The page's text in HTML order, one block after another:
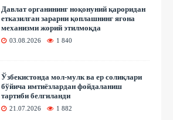
Давлат органининг ноқонуний қароридан
етказилган зарарни қоплашнинг ягона
механизми жорий этилмоқда
03.08.2026 1 840
Ўзбекистонда мол-мулк ва ер солиқлари
бўйича имтиёзлардан фойдаланиш
тартиби белгиланди
21.07.2026 1 882